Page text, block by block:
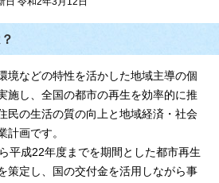
境などの特性を活かした地域主導の個
施し、全国の都市の再生を効率的に推
民の生活の質の向上と地域経済・社会
計画です。
平成22年度までを期間とした都市再生
策定し、国の交付金を活用しながら事